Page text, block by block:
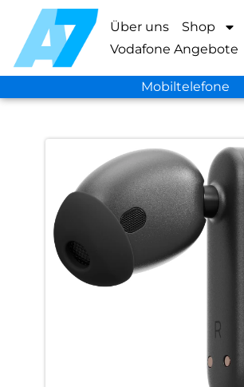
Über uns Shop
Vodafone Angebote
Mobiltelefone